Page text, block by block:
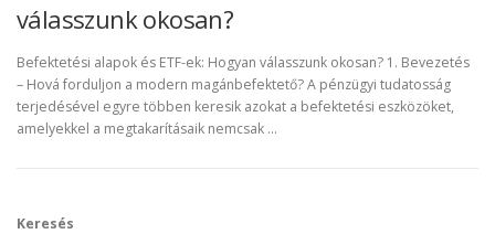
válasszunk okosan?
Befektetési alapok és ETF-ek: Hogyan válasszunk okosan? 1. Bevezetés
– Hová forduljon a modern magánbefektető? A pénzügyi tudatosság
terjedésével egyre többen keresik azokat a befektetési eszközöket,
amelyekkel a megtakarításaik nemcsak …
Keresés